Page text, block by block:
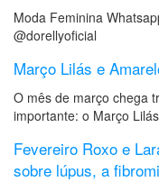
Moda Feminina
@dorellyoficial
Março Lilás e
O mês de março chega
importante: o Março
Fevereiro Roxo e
sobre lúpus, a